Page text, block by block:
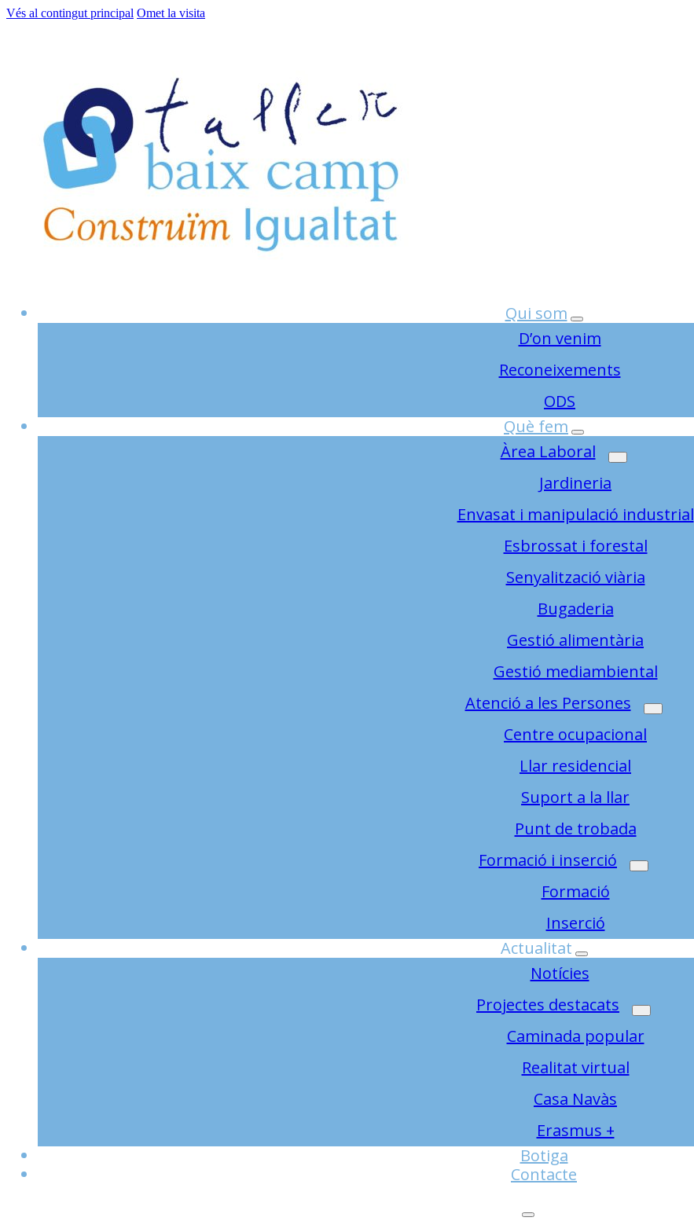
Vés al contingut principal Omet la visita
Qui som
D’on venim
Reconeixements
ODS
Què fem
Àrea Laboral
Jardineria
Envasat i manipulació industrial
Esbrossat i forestal
Senyalització viària
Bugaderia
Gestió alimentària
Gestió mediambiental
Atenció a les Persones
Centre ocupacional
Llar residencial
Suport a la llar
Punt de trobada
Formació i inserció
Formació
Inserció
Actualitat
Notícies
Projectes destacats
Caminada popular
Realitat virtual
Casa Navàs
Erasmus +
Botiga
Contacte